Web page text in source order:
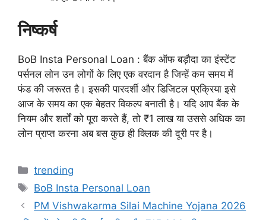
निष्कर्ष
BoB Insta Personal Loan : बैंक ऑफ बड़ौदा का इंस्टेंट
पर्सनल लोन उन लोगों के लिए एक वरदान है जिन्हें कम समय में
फंड की जरूरत है। इसकी पारदर्शी और डिजिटल प्रक्रिया इसे
आज के समय का एक बेहतर विकल्प बनाती है। यदि आप बैंक के
नियम और शर्तों को पूरा करते हैं, तो ₹1 लाख या उससे अधिक का
लोन प्राप्त करना अब बस कुछ ही क्लिक की दूरी पर है।
Categories
trending
Tags
BoB Insta Personal Loan
PM Vishwakarma Silai Machine Yojana 2026